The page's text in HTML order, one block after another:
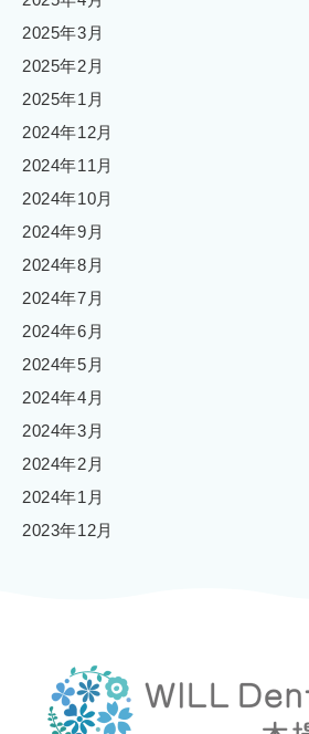
2025年3月
2025年2月
2025年1月
2024年12月
2024年11月
2024年10月
2024年9月
2024年8月
2024年7月
2024年6月
2024年5月
2024年4月
2024年3月
2024年2月
2024年1月
2023年12月